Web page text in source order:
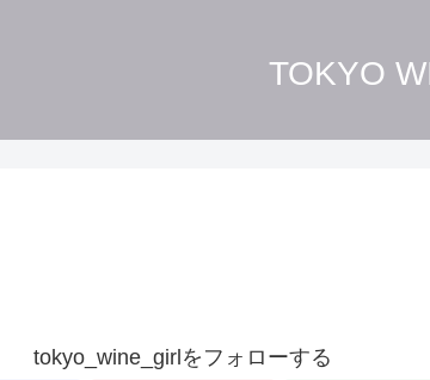
TOKYO
tokyo_wine_girlをフォローする